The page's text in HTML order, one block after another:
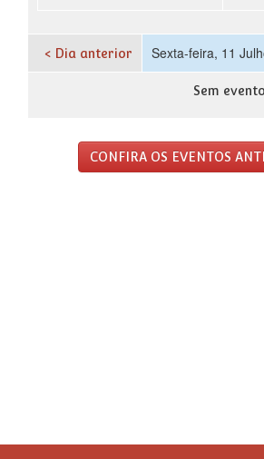
< Dia anterior Sexta-feira, 11
Sem
CONFIRA OS EVENTOS